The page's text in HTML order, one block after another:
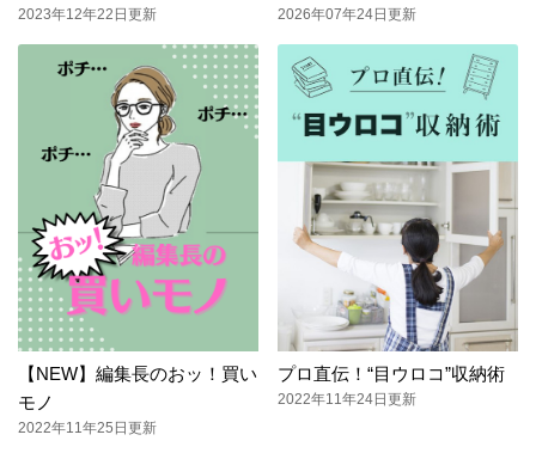
2023年12年22日更新 2026年07年24日更新
【NEW】編集長のおッ！買い
モノ
2022年11年25日更新
プロ直伝！“目ウロコ”収納術
2022年11年24日更新